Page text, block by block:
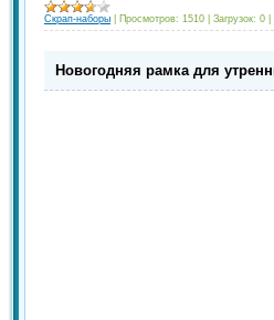
Скрап-наборы Просмотров: 1510 Загрузок: 0
Новогодняя рамка для